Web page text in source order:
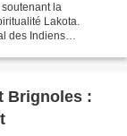
la
Lakota.
des Indiens
Brignoles :